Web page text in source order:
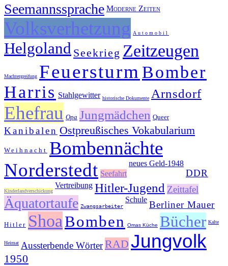
Seemannssprache Moderne Zeiten
Volksverhetzung Automobil
Helgoland Seekrieg Zeitzeugen
Machtergreifung Feuersturm Bomber
Harris Stahlgewitter historische Dokumente Arnsdorf
Ehefrau Opa Jungmädchen Queer
Kanibalen Ostpreußisches Vokabularium
Weihnacht Bombennächte
Norderstedt Seefahrt
neues Geld-1948
DDR
Kinderlandverschickung
Vertreibung Hitler-Jugend Zeittafel
Äquatortaufe Zwangsarbeiter
Schule Berliner Mauer
Hitler Shoa Bomben Omas Küche Bücher Kalte
Heimat Aussterbende WörterRAD Jungvolk
1950